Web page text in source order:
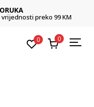
preko 99 KM
0 0